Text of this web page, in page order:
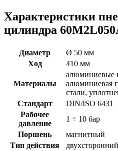
Характеристики
цилиндра
Диаметр
Ø 50 мм
Ход
410 мм
Материалы
алюминиевые
алюминиевая
стали,
Стандарт
DIN/ISO 6431
Рабочее
давление
1 ÷ 10 бар
Поршень
магнитный
Тип действия
двухсторонний